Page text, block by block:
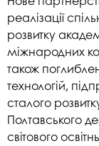
реалізації
розвитку
міжнародних
також
технологій,
сталого
Полтавського
світового